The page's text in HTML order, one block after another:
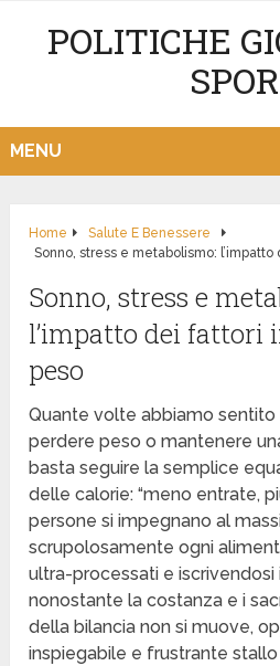
POLITICHE
MENU
Home
Salute E Benessere
Sonno, stress e metabolismo:
Sonno, stress e
l’impatto dei fattori
peso
Quante volte abbiamo
perdere peso o mantenere
basta seguire la semplice
delle calorie: “meno entrate,
persone si impegnano al
scrupolosamente ogni
ultra-processati e iscrivendosi
nonostante la costanza e i
della bilancia non si muove,
inspiegabile e frustrante